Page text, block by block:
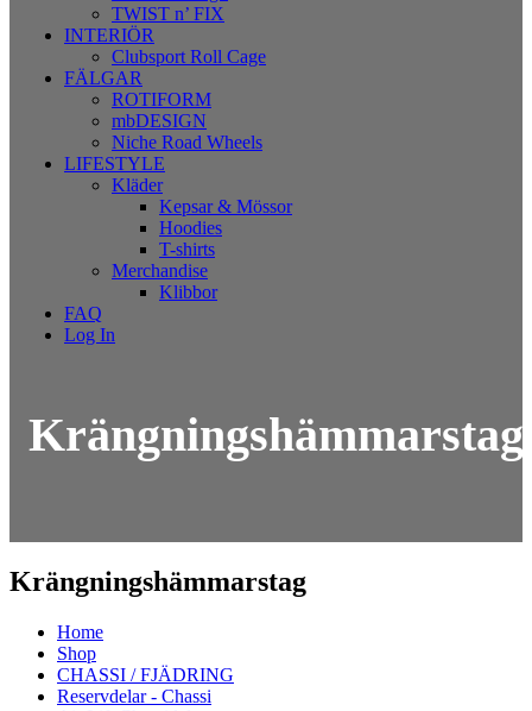
TWIST n’ FIX
INTERIÖR
Clubsport Roll Cage
FÄLGAR
ROTIFORM
mbDESIGN
Niche Road Wheels
LIFESTYLE
Kläder
Kepsar & Mössor
Hoodies
T-shirts
Merchandise
Klibbor
FAQ
Log In
Krängningshämmarstag
Krängningshämmarstag
Home
Shop
CHASSI / FJÄDRING
Reservdelar - Chassi